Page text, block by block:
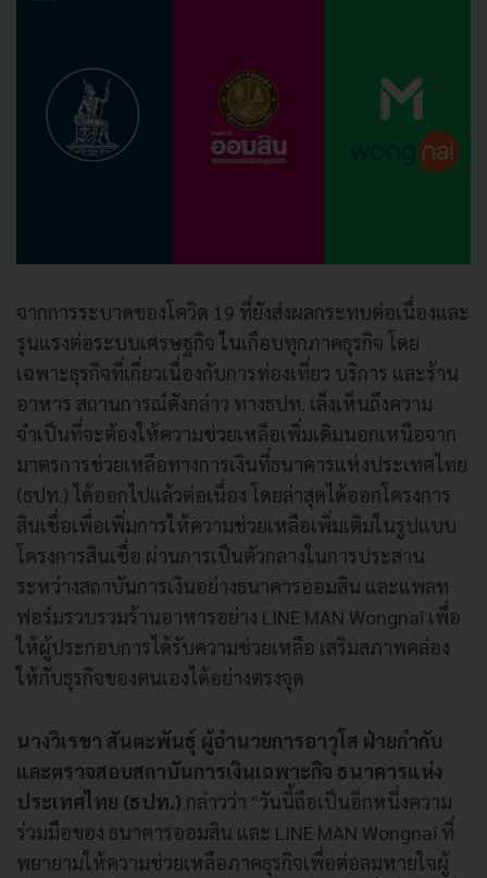
จากการระบาดของโควิด 19 ที่ยังส่งผลกระทบต่อเนื่องและ
รุนแรงต่อระบบเศรษฐกิจ ในเกือบทุกภาคธุรกิจ โดย
เฉพาะธุรกิจที่เกี่ยวเนื่องกับการท่องเที่ยว บริการ และร้าน
อาหาร สถานการณ์ดังกล่าว ทางธปท. เล็งเห็นถึงความ
จำเป็นที่จะต้องให้ความช่วยเหลือเพิ่มเติมนอกเหนือจาก
มาตรการช่วยเหลือทางการเงินที่ธนาคารแห่งประเทศไทย
(ธปท.) ได้ออกไปแล้วต่อเนื่อง โดยล่าสุดได้ออกโครงการ
สินเชื่อเพื่อเพิ่มการให้ความช่วยเหลือเพิ่มเติมในรูปแบบ
โครงการสินเชื่อ ผ่านการเป็นตัวกลางในการประสาน
ระหว่างสถาบันการเงินอย่างธนาคารออมสิน และแพลท
ฟอร์มรวบรวมร้านอาหารอย่าง LINE MAN Wongnai เพื่อ
ให้ผู้ประกอบการได้รับความช่วยเหลือ เสริมสภาพคล่อง
ให้กับธุรกิจของตนเองได้อย่างตรงจุด
นางวิเรขา สันตะพันธุ์ ผู้อำนวยการอาวุโส ฝ่ายกำกับ
และตรวจสอบสถาบันการเงินเฉพาะกิจ ธนาคารแห่ง
ประเทศไทย (ธปท.) กล่าวว่า "วันนี้ถือเป็นอีกหนึ่งความ
ร่วมมือของ ธนาคารออมสิน และ LINE MAN Wongnai ที่
พยายามให้ความช่วยเหลือภาคธุรกิจเพื่อต่อลมหายใจผู้